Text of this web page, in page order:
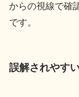
からの視線で確
です。
誤解されやす